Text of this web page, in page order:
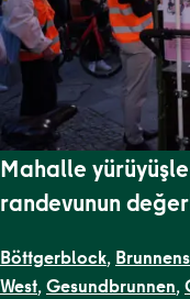
Mahalle
randevunun
Böttgerblock,
West,Gesundbrunnen,